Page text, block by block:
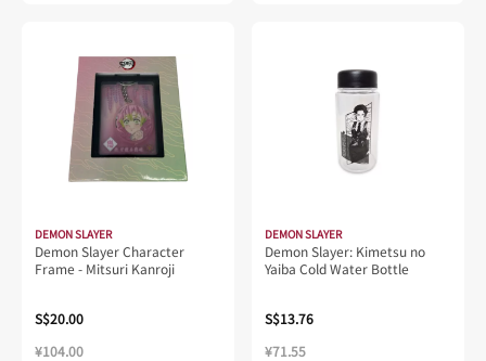
DEMON SLAYER
Demon Slayer Character
Frame - Mitsuri Kanroji
S$20.00
¥104.00
DEMON SLAYER
Demon Slayer: Kimetsu no
Yaiba Cold Water Bottle
S$13.76
¥71.55